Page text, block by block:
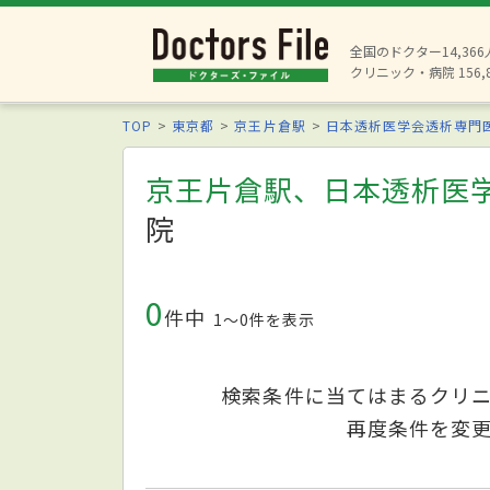
全国のドクター14,366
クリニック・病院
TOP 東京都 京王片倉駅 日本透析医学会透析専門
京王片倉駅、日本透析医
院
0件中 1〜0件を表示
検索条件に当てはまるクリ
再度条件を変